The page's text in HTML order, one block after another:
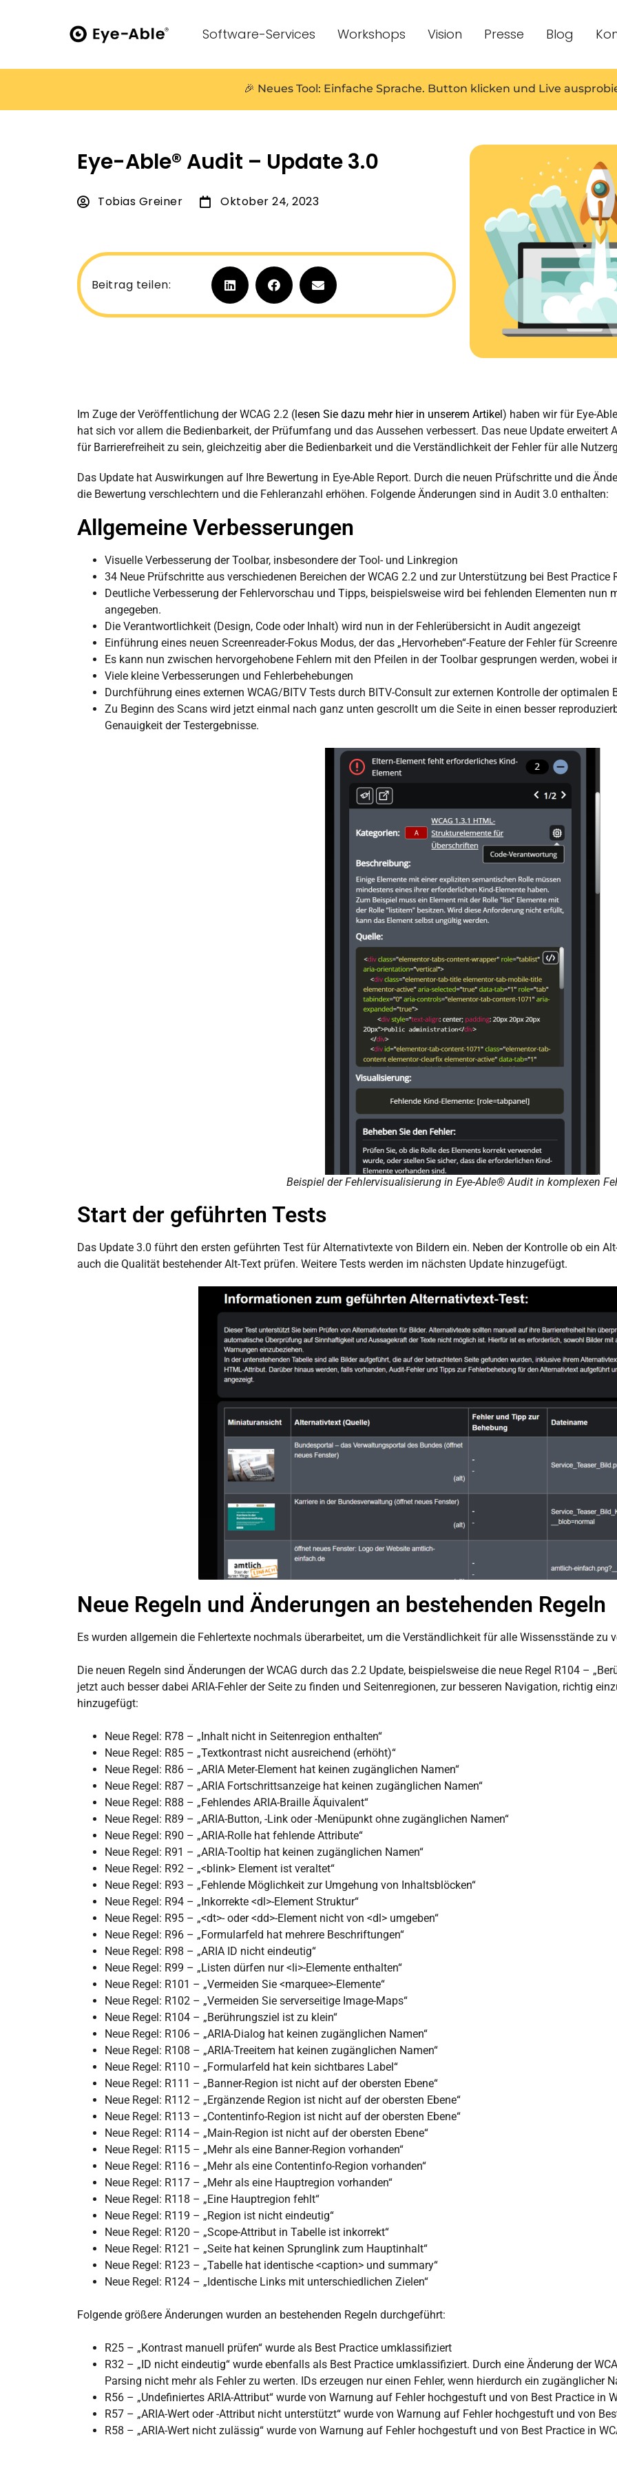
Software-Services Workshops Vision Presse Blog
🎉 Neues Tool: Einfache Sprache. Button klicken und Live
Eye-Able® Audit – Update 3.0
Tobias Greiner Oktober 24, 2023
Beitrag teilen:
Im Zuge der Veröffentlichung der WCAG 2.2 (lesen Sie dazu mehr hier in unserem Artikel) haben wir für Eye-
hat sich vor allem die Bedienbarkeit, der Prüfumfang und das Aussehen verbessert. Das neue Update
für Barrierefreiheit zu sein, gleichzeitig aber die Bedienbarkeit und die Verständlichkeit der Fehler für alle
Das Update hat Auswirkungen auf Ihre Bewertung in Eye-Able Report. Durch die neuen Prüfschritte und die
die Bewertung verschlechtern und die Fehleranzahl erhöhen. Folgende Änderungen sind in Audit 3.0 enthalten:
Allgemeine Verbesserungen
Visuelle Verbesserung der Toolbar, insbesondere der Tool- und Linkregion
34 Neue Prüfschritte aus verschiedenen Bereichen der WCAG 2.2 und zur Unterstützung bei Best Practice
Deutliche Verbesserung der Fehlervorschau und Tipps, beispielsweise wird bei fehlenden Elementen nun
angegeben.
Die Verantwortlichkeit (Design, Code oder Inhalt) wird nun in der Fehlerübersicht in Audit angezeigt
Einführung eines neuen Screenreader-Fokus Modus, der das „Hervorheben“-Feature der Fehler für
Es kann nun zwischen hervorgehobene Fehlern mit den Pfeilen in der Toolbar gesprungen werden,
Viele kleine Verbesserungen und Fehlerbehebungen
Durchführung eines externen WCAG/BITV Tests durch BITV-Consult zur externen Kontrolle der
Zu Beginn des Scans wird jetzt einmal nach ganz unten gescrollt um die Seite in einen besser
Genauigkeit der Testergebnisse.
Beispiel der Fehlervisualisierung in Eye-Able® Audit in komplexen
Start der geführten Tests
Das Update 3.0 führt den ersten geführten Test für Alternativtexte von Bildern ein. Neben der Kontrolle ob ein
auch die Qualität bestehender Alt-Text prüfen. Weitere Tests werden im nächsten Update hinzugefügt.
Neue Regeln und Änderungen an bestehenden Regeln
Es wurden allgemein die Fehlertexte nochmals überarbeitet, um die Verständlichkeit für alle Wissensstände zu
Die neuen Regeln sind Änderungen der WCAG durch das 2.2 Update, beispielsweise die neue Regel R104 –
jetzt auch besser dabei ARIA-Fehler der Seite zu finden und Seitenregionen, zur besseren Navigation, richtig
hinzugefügt:
Neue Regel: R78 – „Inhalt nicht in Seitenregion enthalten“
Neue Regel: R85 – „Textkontrast nicht ausreichend (erhöht)“
Neue Regel: R86 – „ARIA Meter-Element hat keinen zugänglichen Namen“
Neue Regel: R87 – „ARIA Fortschrittsanzeige hat keinen zugänglichen Namen“
Neue Regel: R88 – „Fehlendes ARIA-Braille Äquivalent“
Neue Regel: R89 – „ARIA-Button, -Link oder -Menüpunkt ohne zugänglichen Namen“
Neue Regel: R90 – „ARIA-Rolle hat fehlende Attribute“
Neue Regel: R91 – „ARIA-Tooltip hat keinen zugänglichen Namen“
Neue Regel: R92 – „<blink> Element ist veraltet“
Neue Regel: R93 – „Fehlende Möglichkeit zur Umgehung von Inhaltsblöcken“
Neue Regel: R94 – „Inkorrekte <dl>-Element Struktur“
Neue Regel: R95 – „<dt>- oder <dd>-Element nicht von <dl> umgeben“
Neue Regel: R96 – „Formularfeld hat mehrere Beschriftungen“
Neue Regel: R98 – „ARIA ID nicht eindeutig“
Neue Regel: R99 – „Listen dürfen nur <li>-Elemente enthalten“
Neue Regel: R101 – „Vermeiden Sie <marquee>-Elemente“
Neue Regel: R102 – „Vermeiden Sie serverseitige Image-Maps“
Neue Regel: R104 – „Berührungsziel ist zu klein“
Neue Regel: R106 – „ARIA-Dialog hat keinen zugänglichen Namen“
Neue Regel: R108 – „ARIA-Treeitem hat keinen zugänglichen Namen“
Neue Regel: R110 – „Formularfeld hat kein sichtbares Label“
Neue Regel: R111 – „Banner-Region ist nicht auf der obersten Ebene“
Neue Regel: R112 – „Ergänzende Region ist nicht auf der obersten Ebene“
Neue Regel: R113 – „Contentinfo-Region ist nicht auf der obersten Ebene“
Neue Regel: R114 – „Main-Region ist nicht auf der obersten Ebene“
Neue Regel: R115 – „Mehr als eine Banner-Region vorhanden“
Neue Regel: R116 – „Mehr als eine Contentinfo-Region vorhanden“
Neue Regel: R117 – „Mehr als eine Hauptregion vorhanden“
Neue Regel: R118 – „Eine Hauptregion fehlt“
Neue Regel: R119 – „Region ist nicht eindeutig“
Neue Regel: R120 – „Scope-Attribut in Tabelle ist inkorrekt“
Neue Regel: R121 – „Seite hat keinen Sprunglink zum Hauptinhalt“
Neue Regel: R123 – „Tabelle hat identische <caption> und summary“
Neue Regel: R124 – „Identische Links mit unterschiedlichen Zielen“
Folgende größere Änderungen wurden an bestehenden Regeln durchgeführt:
R25 – „Kontrast manuell prüfen“ wurde als Best Practice umklassifiziert
R32 – „ID nicht eindeutig“ wurde ebenfalls als Best Practice umklassifiziert. Durch eine Änderung der
Parsing nicht mehr als Fehler zu werten. IDs erzeugen nur einen Fehler, wenn hierdurch ein zugänglicher
R56 – „Undefiniertes ARIA-Attribut“ wurde von Warnung auf Fehler hochgestuft und von Best Practice in
R57 – „ARIA-Wert oder -Attribut nicht unterstützt“ wurde von Warnung auf Fehler hochgestuft und von
R58 – „ARIA-Wert nicht zulässig“ wurde von Warnung auf Fehler hochgestuft und von Best Practice in